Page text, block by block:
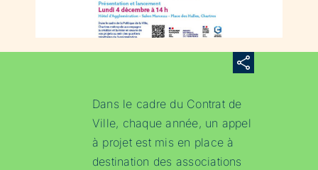
Dans le cadre du Contrat de
Ville, chaque année, un appel
à projet est mis en place à
destination des associations